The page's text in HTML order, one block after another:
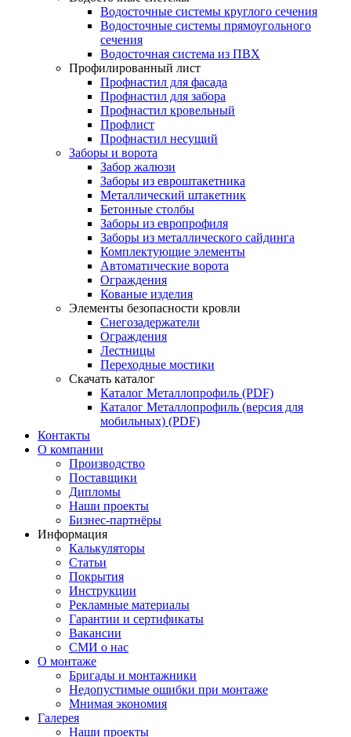
Водосточные системы круглого сечения
Водосточные системы прямоугольного
сечения
Водосточная система из ПВХ
Профилированный лист
Профнастил для фасада
Профнастил для забора
Профнастил кровельный
Профлист
Профнастил несущий
Заборы и ворота
Забор жалюзи
Заборы из евроштакетника
Металлический штакетник
Бетонные столбы
Заборы из европрофиля
Заборы из металлического сайдинга
Комплектующие элементы
Автоматические ворота
Ограждения
Кованые изделия
Элементы безопасности кровли
Снегозадержатели
Ограждения
Лестницы
Переходные мостики
Скачать каталог
Каталог Металлопрофиль (PDF)
Каталог Металлопрофиль (версия для
мобильных) (PDF)
Контакты
О компании
Производство
Поставщики
Дипломы
Наши проекты
Бизнес-партнёры
Информация
Калькуляторы
Статьи
Покрытия
Инструкции
Рекламные материалы
Гарантии и сертификаты
Вакансии
СМИ о нас
О монтаже
Бригады и монтажники
Недопустимые ошибки при монтаже
Мнимая экономия
Галерея
Наши проекты